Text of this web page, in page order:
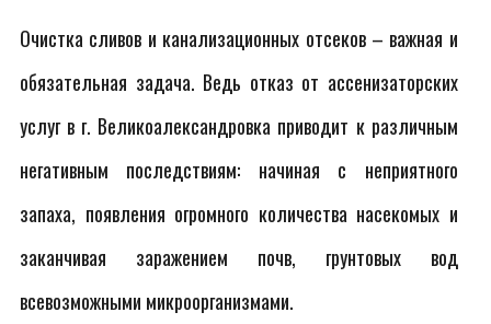
Очистка сливов и канализационных отсеков – важная и
обязательная задача. Ведь отказ от ассенизаторских
услуг в г. Великоалександровка приводит к различным
негативным последствиям: начиная с неприятного
запаха, появления огромного количества насекомых и
заканчивая заражением почв, грунтовых вод
всевозможными микроорганизмами.